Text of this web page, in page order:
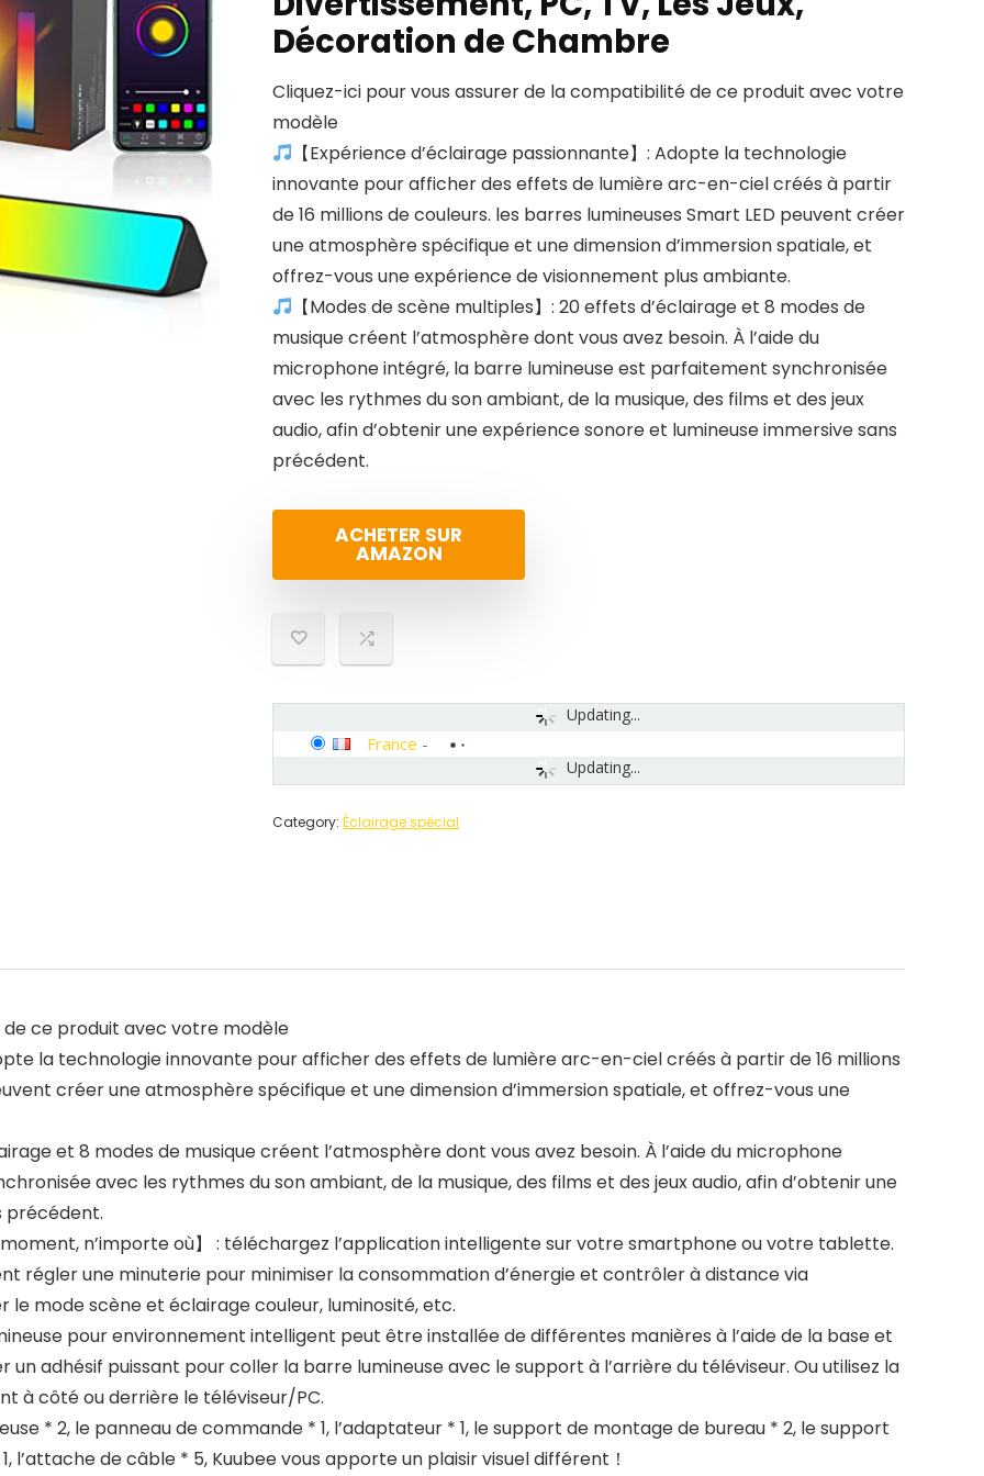
Décoration de Chambre
Cliquez-ici pour vous assurer de la compatibilité de ce produit avec votre
modèle
【Expérience d’éclairage passionnante】: Adopte la technologie
innovante pour afficher des effets de lumière arc-en-ciel créés à partir
de 16 millions de couleurs. les barres lumineuses Smart LED peuvent créer
une atmosphère spécifique et une dimension d’immersion spatiale, et
offrez-vous une expérience de visionnement plus ambiante.
【Modes de scène multiples】: 20 effets d’éclairage et 8 modes de
musique créent l’atmosphère dont vous avez besoin. À l’aide du
microphone intégré, la barre lumineuse est parfaitement synchronisée
avec les rythmes du son ambiant, de la musique, des films et des jeux
audio, afin d’obtenir une expérience sonore et lumineuse immersive sans
précédent.
ACHETER SUR
AMAZON
Updating...
Updating...
France -
Category: Éclairage spécial
ce produit avec votre modèle
la technologie innovante pour afficher des effets de lumière arc-en-ciel créés à partir de 16 millions
créer une atmosphère spécifique et une dimension d’immersion spatiale, et offrez-vous une
et 8 modes de musique créent l’atmosphère dont vous avez besoin. À l’aide du microphone
avec les rythmes du son ambiant, de la musique, des films et des jeux audio, afin d’obtenir une
précédent.
n’importe où】 : téléchargez l’application intelligente sur votre smartphone ou votre tablette.
régler une minuterie pour minimiser la consommation d’énergie et contrôler à distance via
le mode scène et éclairage couleur, luminosité, etc.
pour environnement intelligent peut être installée de différentes manières à l’aide de la base et
un adhésif puissant pour coller la barre lumineuse avec le support à l’arrière du téléviseur. Ou utilisez la
à côté ou derrière le téléviseur/PC.
* 2, le panneau de commande * 1, l’adaptateur * 1, le support de montage de bureau * 2, le support
l’attache de câble * 5, Kuubee vous apporte un plaisir visuel différent！